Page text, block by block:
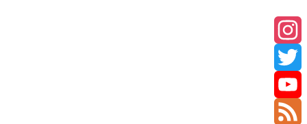
Instagram
Twitter
YouTube